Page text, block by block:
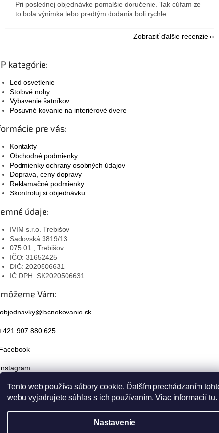
Tento web používa súbory cookie. Ďalším prechádzaním
webu vyjadrujete súhlas s ich používaním. Viac informácií tu.
Nastavenie
Pri poslednej objednávke pomalšie doručenie. Tak dúfam ze
to bola výnimka lebo predtým dodania boli rychle
Zobraziť ďalšie recenzie
kategórie:
Led osvetlenie
Stolové nohy
Vybavenie šatníkov
Posuvné kovanie na interiérové dvere
pre vás:
Kontakty
Obchodné podmienky
Podmienky ochrany osobných údajov
Doprava, ceny dopravy
Reklamačné podmienky
Skontroluj si objednávku
údaje:
IVIM s.r.o. Trebišov
Sadovská 3819/13
075 01 , Trebišov
IČO: 31652425
DIČ: 2020506631
IČ DPH: SK2020506631
Vám:
objednavky@lacnekovanie.sk
907 880 625